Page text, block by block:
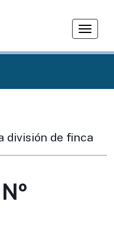
T
g
v
división de finca